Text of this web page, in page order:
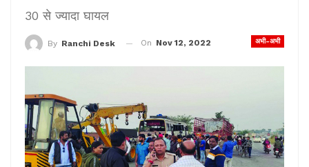
30 से ज्‍यादा घायल
अभी-अभी
By Ranchi Desk On Nov 12, 2022